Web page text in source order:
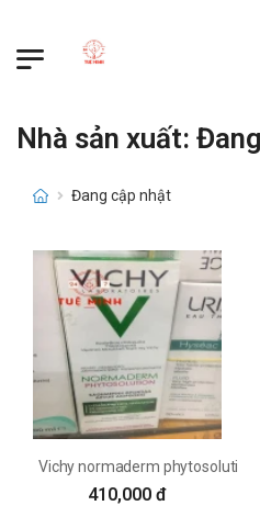
Nhà sản xuất:
Đang cập nhật
Vichy normaderm phytosolution
410,000 đ